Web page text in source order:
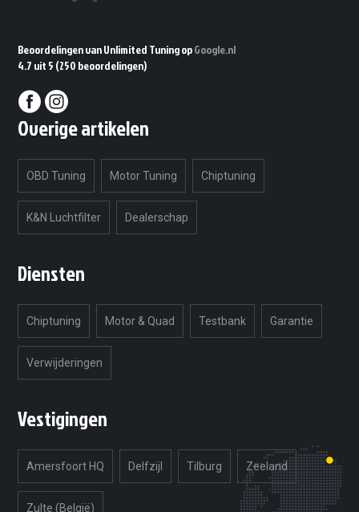
Beoordelingen van Unlimited Tuning opGoogle.nl
4.7 uit 5 (250 beoordelingen)
Overige artikelen
OBD Tuning Motor Tuning Chiptuning
K&N Luchtfilter Dealerschap
Diensten
Chiptuning Motor & Quad Testbank Garantie
Verwijderingen
Vestigingen
Amersfoort HQ Delfzijl Tilburg Zeeland
Zulte (België)